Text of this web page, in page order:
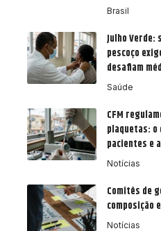
Brasil
Julho Verde:
pescoço
desafiam
Saúde
CFM
plaquetas: o
pacientes e
Notícias
Comitês de
composição
Notícias